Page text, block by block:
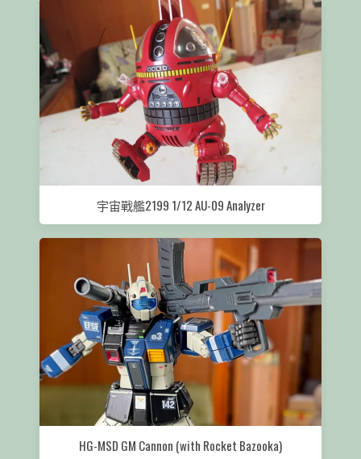
宇宙戰艦2199 1/12 AU-09 Analyzer
HG-MSD GM Cannon (with Rocket Bazooka)